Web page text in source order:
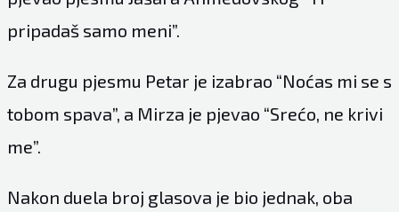
pripadaš samo meni”.
Za drugu pjesmu Petar je izabrao “Noćas mi se s
tobom spava”, a Mirza je pjevao “Srećo, ne krivi
me”.
Nakon duela broj glasova je bio jednak, oba